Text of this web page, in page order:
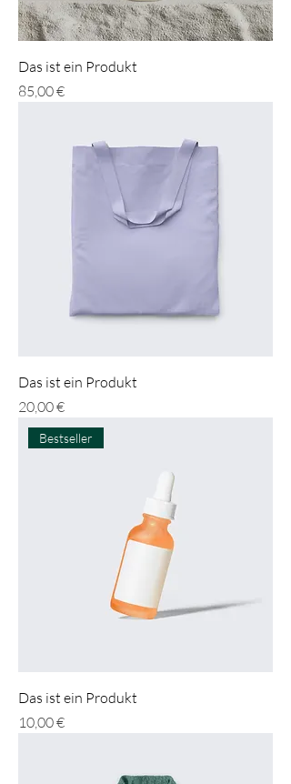
Das ist ein Produkt
Preis
85,00 €
Das ist ein Produkt
Preis
20,00 €
Bestseller
Das ist ein Produkt
Preis
10,00 €